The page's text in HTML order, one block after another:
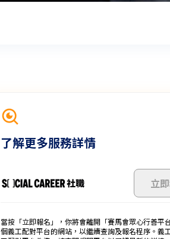
了解更多服務詳情
立
當按「立即報名」，你將會離開「賽馬會眾心行善平
個義工配對平台的網站，以繼續查詢及報名程序。義